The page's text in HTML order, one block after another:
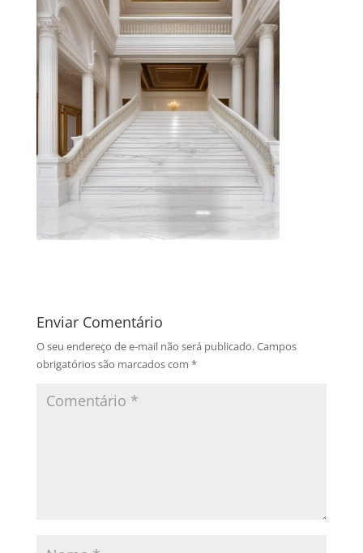
Enviar Comentário
O seu endereço de e-mail não será publicado.Campos
obrigatórios são marcados com *